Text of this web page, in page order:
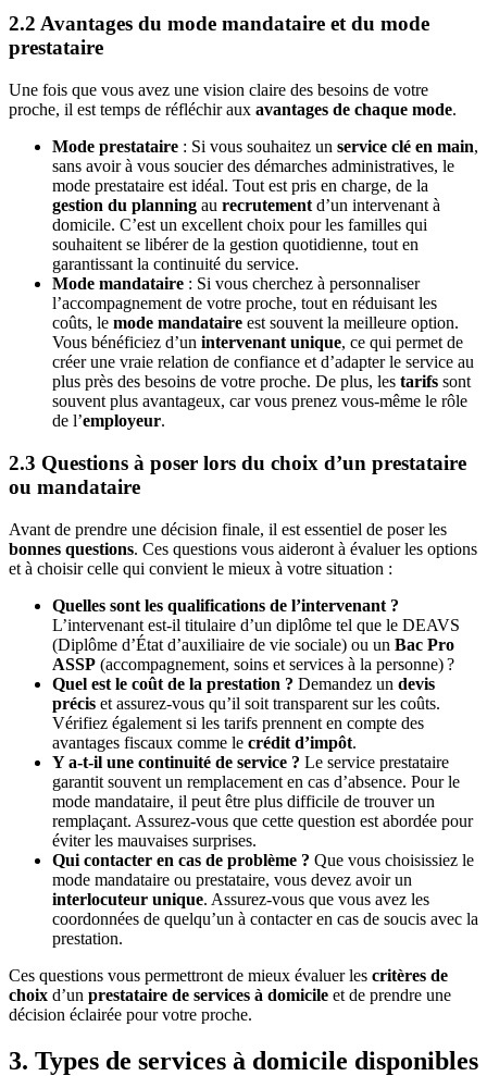
2.2 Avantages du mode mandataire et du mode
prestataire
Une fois que vous avez une vision claire des besoins de votre
proche, il est temps de réfléchir aux avantages de chaque mode.
Mode prestataire : Si vous souhaitez un service clé en main,
sans avoir à vous soucier des démarches administratives, le
mode prestataire est idéal. Tout est pris en charge, de la
gestion du planning au recrutement d’un intervenant à
domicile. C’est un excellent choix pour les familles qui
souhaitent se libérer de la gestion quotidienne, tout en
garantissant la continuité du service.
Mode mandataire : Si vous cherchez à personnaliser
l’accompagnement de votre proche, tout en réduisant les
coûts, le mode mandataire est souvent la meilleure option.
Vous bénéficiez d’un intervenant unique, ce qui permet de
créer une vraie relation de confiance et d’adapter le service au
plus près des besoins de votre proche. De plus, les tarifs sont
souvent plus avantageux, car vous prenez vous-même le rôle
de l’employeur.
2.3 Questions à poser lors du choix d’un prestataire
ou mandataire
Avant de prendre une décision finale, il est essentiel de poser les
bonnes questions. Ces questions vous aideront à évaluer les options
et à choisir celle qui convient le mieux à votre situation :
Quelles sont les qualifications de l’intervenant ?
L’intervenant est-il titulaire d’un diplôme tel que le DEAVS
(Diplôme d’État d’auxiliaire de vie sociale) ou un Bac Pro
ASSP (accompagnement, soins et services à la personne) ?
Quel est le coût de la prestation ? Demandez un devis
précis et assurez-vous qu’il soit transparent sur les coûts.
Vérifiez également si les tarifs prennent en compte des
avantages fiscaux comme le crédit d’impôt.
Y a-t-il une continuité de service ? Le service prestataire
garantit souvent un remplacement en cas d’absence. Pour le
mode mandataire, il peut être plus difficile de trouver un
remplaçant. Assurez-vous que cette question est abordée pour
éviter les mauvaises surprises.
Qui contacter en cas de problème ? Que vous choisissiez le
mode mandataire ou prestataire, vous devez avoir un
interlocuteur unique. Assurez-vous que vous avez les
coordonnées de quelqu’un à contacter en cas de soucis avec la
prestation.
Ces questions vous permettront de mieux évaluer les critères de
choix d’un prestataire de services à domicile et de prendre une
décision éclairée pour votre proche.
3. Types de services à domicile disponibles